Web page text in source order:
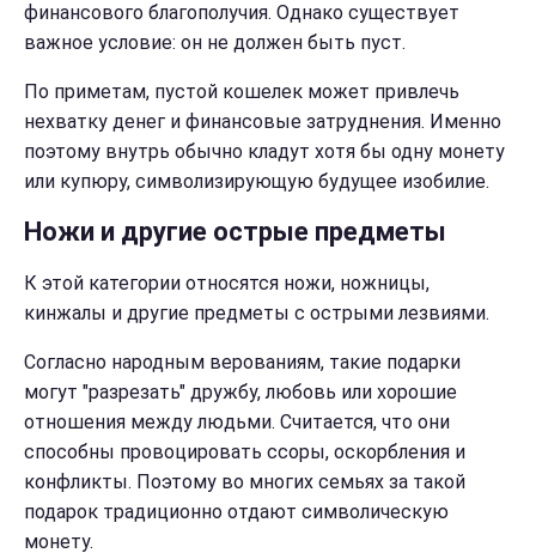
финансового благополучия. Однако существует
важное условие: он не должен быть пуст.
По приметам, пустой кошелек может привлечь
нехватку денег и финансовые затруднения. Именно
поэтому внутрь обычно кладут хотя бы одну монету
или купюру, символизирующую будущее изобилие.
Ножи и другие острые предметы
К этой категории относятся ножи, ножницы,
кинжалы и другие предметы с острыми лезвиями.
Согласно народным верованиям, такие подарки
могут "разрезать" дружбу, любовь или хорошие
отношения между людьми. Считается, что они
способны провоцировать ссоры, оскорбления и
конфликты. Поэтому во многих семьях за такой
подарок традиционно отдают символическую
монету.